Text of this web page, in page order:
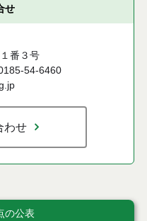
せ
番３号
54-6460
わせ
の公表